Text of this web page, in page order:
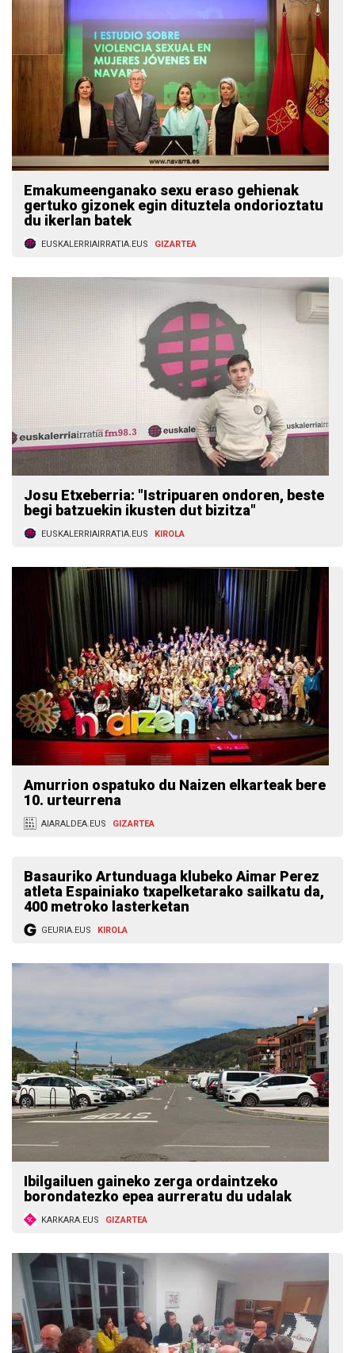
Emakumeenganako sexu eraso gehienak
gertuko gizonek egin dituztela ondorioztatu
du ikerlan batek
EUSKALERRIAIRRATIA.EUS GIZARTEA
Josu Etxeberria: "Istripuaren ondoren, beste
begi batzuekin ikusten dut bizitza"
EUSKALERRIAIRRATIA.EUS KIROLA
Amurrion ospatuko du Naizen elkarteak bere
10. urteurrena
AIARALDEA.EUS GIZARTEA
Basauriko Artunduaga klubeko Aimar Perez
atleta Espainiako txapelketarako sailkatu da,
400 metroko lasterketan
GEURIA.EUS KIROLA
Ibilgailuen gaineko zerga ordaintzeko
borondatezko epea aurreratu du udalak
KARKARA.EUS GIZARTEA